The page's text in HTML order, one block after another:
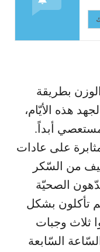
بطريقة
هذه الأيّام،
أبداً.
على عادات
من السّكر
الصحيّة
تأكلون بشكل
ثلاث وجبات
السّابعة